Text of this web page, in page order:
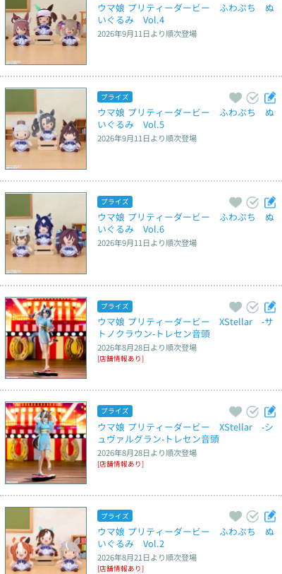
ウマ娘 プリティーダービー　ふわぷち　ぬ
いぐるみ　Vol.4
2026年9月11日より順次登場
プライズ
ウマ娘 プリティーダービー　ふわぷち　ぬ
いぐるみ　Vol.5
2026年9月11日より順次登場
プライズ
ウマ娘 プリティーダービー　ふわぷち　ぬ
いぐるみ　Vol.6
2026年9月11日より順次登場
プライズ
ウマ娘 プリティーダービー　XStellar　‐サ
トノクラウン‐トレセン音頭
2026年8月28日より順次登場
[店舗情報あり]
プライズ
ウマ娘 プリティーダービー　XStellar　‐シ
ュヴァルグラン‐トレセン音頭
2026年8月28日より順次登場
[店舗情報あり]
プライズ
ウマ娘 プリティーダービー　ふわぷち　ぬ
いぐるみ　Vol.2
2026年8月21日より順次登場
[店舗情報あり]